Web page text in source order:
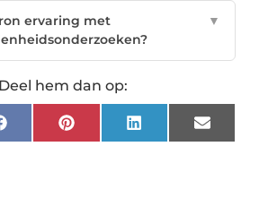
ervaring met
▼
hem dan op:
FacebookPinterest LinkedIn Email